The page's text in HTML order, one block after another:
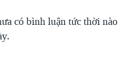
có bình luận tức thời nào